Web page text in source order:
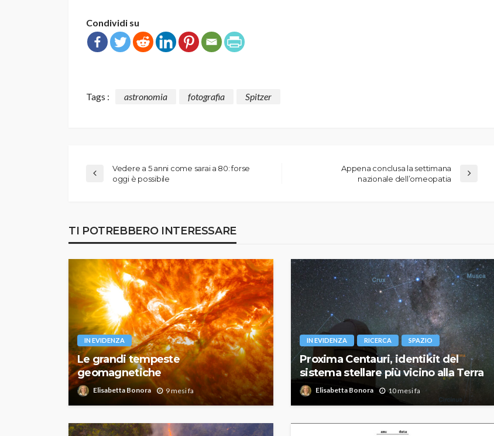
Condividi su
Tags : astronomia fotografia Spitzer
Vedere a 5 anni come sarai a 80: forse
oggi è possibile
Appena conclusa la settimana
nazionale dell’omeopatia
TI POTREBBERO INTERESSARE
IN EVIDENZA
Le grandi tempeste
geomagnetiche
Elisabetta Bonora 9 mesi fa
IN EVIDENZA RICERCA SPAZIO
Proxima Centauri, identikit del
sistema stellare più vicino alla Terra
Elisabetta Bonora 10 mesi fa